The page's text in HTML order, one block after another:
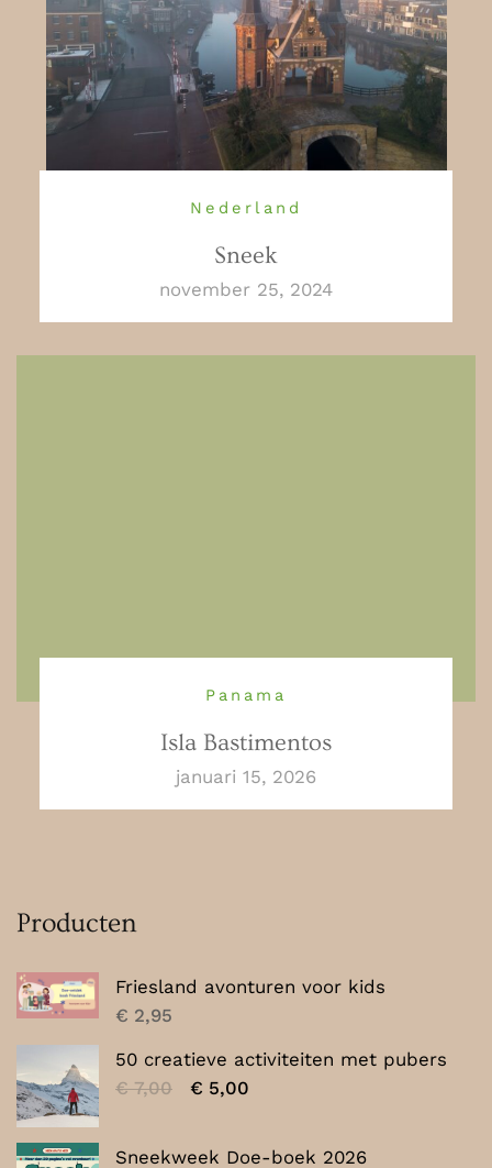
Nederland
Sneek
november 25, 2024
Panama
Isla Bastimentos
januari 15, 2026
Producten
Friesland avonturen voor kids
€ 2,95
50 creatieve activiteiten met pubers
€7,00
Oorspronkelijke
was:
€ 5,00
Sneekweek Doe-boek 2026